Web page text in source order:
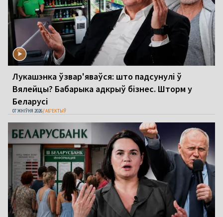
Лукашэнка ўзвар'яваўся: што падсунулі ў
Вялейцы? Бабарыка адкрыў бізнес. Шторм у
Беларусі
07 ЖНІЎНЯ 2026 АБ'ЕКТЫЎ